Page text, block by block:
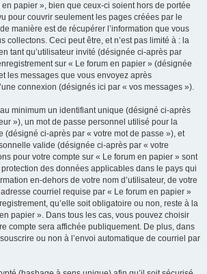
papier », bien que ceux-ci soient hors de portée
pour couvrir seulement les pages créées par le
manière est de récupérer l’information que vous
collectons. Ceci peut être, et n’est pas limité à : la
tant qu’utilisateur invité (désignée ci-après par
sur « Le forum en papier » (désignée
les messages que vous envoyez après
connexion (désignés ici par « vos messages »).
minimum un identifiant unique (désigné ci-après
»), un mot de passe personnel utilisé pour la
(désigné ci-après par « votre mot de passe »), et
valide (désignée ci-après par « votre
pour votre compte sur « Le forum en papier » sont
des données applicables dans le pays qui
en-dehors de votre nom d’utilisateur, de votre
courriel requise par « Le forum en papier »
qu’elle soit obligatoire ou non, reste à la
papier ». Dans tous les cas, vous pouvez choisir
compte sera affichée publiquement. De plus, dans
ou non à l’envoi automatique de courriel par